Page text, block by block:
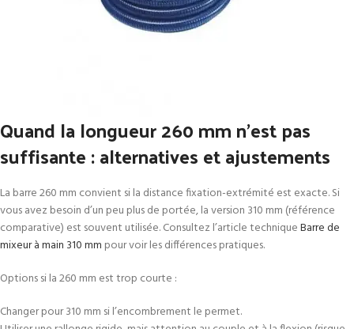
Quand la longueur 260 mm n’est pas
suffisante : alternatives et ajustements
La barre 260 mm convient si la distance fixation-extrémité est exacte. Si
vous avez besoin d’un peu plus de portée, la version 310 mm (référence
comparative) est souvent utilisée. Consultez l’article techniqueBarre de
mixeur à main 310 mm pour voir les différences pratiques.
Options si la 260 mm est trop courte :
Changer pour 310 mm si l’encombrement le permet.